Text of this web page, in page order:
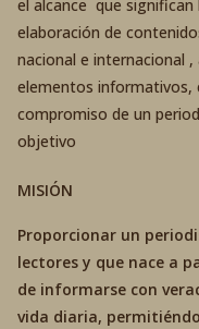
el alcance que
elaboración de
nacional e internacional
elementos informativos,
compromiso de un
objetivo
MISIÓN
Proporcionar un
lectores y que nace a
de informarse con
vida diaria,